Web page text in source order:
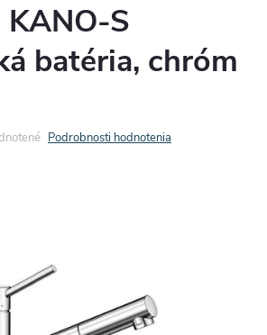
KANO-S
batéria, chróm
Podrobnosti hodnotenia